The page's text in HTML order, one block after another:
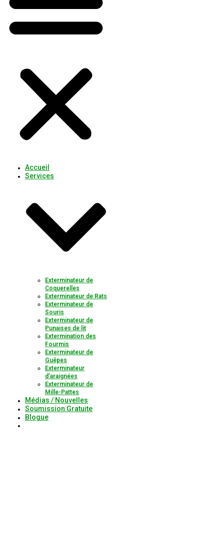
Accueil
Services
Exterminateur de
Coquerelles
Exterminateur de Rats
Exterminateur de
Souris
Exterminateur de
Punaises de lit
Extermination des
Fourmis
Exterminateur de
Guêpes
Exterminateur
d’araignées
Exterminateur de
Mille-Pattes
Médias / Nouvelles
Soumission Gratuite
Blogue